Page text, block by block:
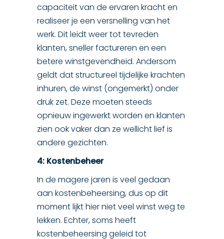
capaciteit van de ervaren kracht en
realiseer je een versnelling van het
werk. Dit leidt weer tot tevreden
klanten, sneller factureren en een
betere winstgevendheid. Andersom
geldt dat structureel tijdelijke krachten
inhuren, de winst (ongemerkt) onder
druk zet. Deze moeten steeds
opnieuw ingewerkt worden en klanten
zien ook vaker dan ze wellicht lief is
andere gezichten.
4: Kostenbeheer
In de magere jaren is veel gedaan
aan kostenbeheersing, dus op dit
moment lijkt hier niet veel winst weg te
lekken. Echter, soms heeft
kostenbeheersing geleid tot